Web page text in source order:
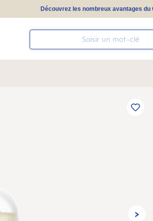
Découvrez les nombreux avantages du